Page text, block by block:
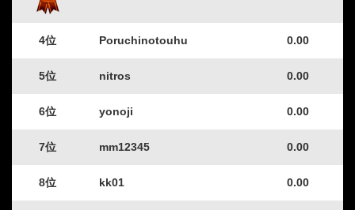
4位 Poruchinotouhu 0.00
5位 nitros 0.00
6位 yonoji 0.00
7位 mm12345 0.00
8位 kk01 0.00